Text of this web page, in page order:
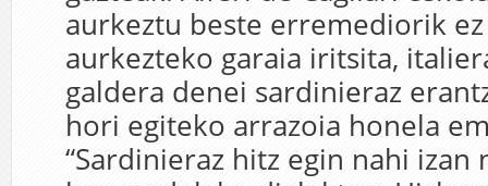
aurkeztu beste erremediorik ez
aurkezteko garaia iritsita,
galdera denei sardinieraz
hori egiteko arrazoia honela
“Sardinieraz hitz egin nahi izan